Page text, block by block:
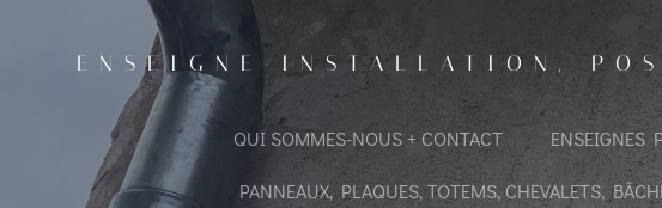
ENSEIGNE INSTALLATION,
QUI SOMMES-NOUS + CONTACT ENSEIGNES
PANNEAUX, PLAQUES, TOTEMS, CHEVALETS,